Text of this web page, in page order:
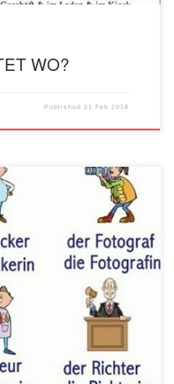
WO?
Published21 Feb 2018